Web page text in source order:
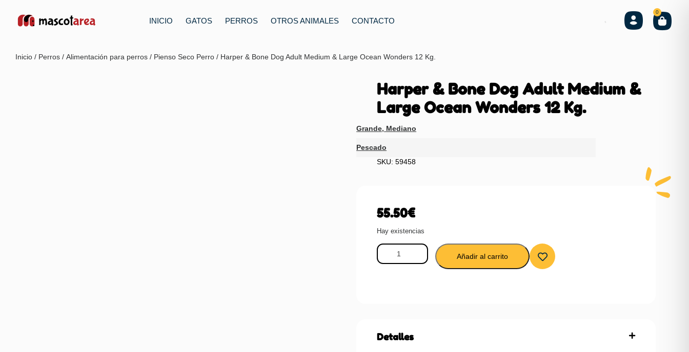
INICIO GATOS PERROS OTROS ANIMALES CONTACTO
0
Inicio / Perros / Alimentación para perros / Pienso Seco Perro / Harper & Bone Dog Adult Medium & Large Ocean Wonders 12 Kg.
Harper & Bone Dog Adult Medium &
Large Ocean Wonders 12 Kg.
Grande, Mediano
Pescado
SKU: 59458
55.50€
Hay existencias
Añadir al carrito
Detalles